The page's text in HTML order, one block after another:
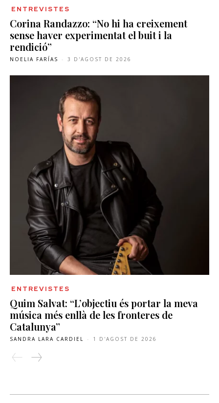
ENTREVISTES
Corina Randazzo: “No hi ha creixement
sense haver experimentat el buit i la
rendició”
NOELIA FARÍAS - 3 D'AGOST DE 2026
ENTREVISTES
Quim Salvat: “L’objectiu és portar la meva
música més enllà de les fronteres de
Catalunya”
SANDRA LARA CARDIEL - 1 D'AGOST DE 2026